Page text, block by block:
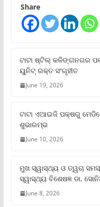
Share
ଟାଟା ଷ୍ଟିଲ୍‌ କଳିଙ୍ଗନଗର
ୟୁନିଟ୍‌ ରକ୍ତ ସଂଗୃହୀତ
June 19, 2026
ଟାଟା ଏଆଇଜି ପକ୍ଷରୁ
ଶୁଭାରମ୍ଭ
June 10, 2026
ମୁଖ ସ୍ୱାସ୍ଥ୍ୟ ଓ ତ୍ୱଚା
ସ୍ୱାସ୍ଥ୍ୟ ବିଶେଷଜ୍ଞ ଡା.
June 8, 2026